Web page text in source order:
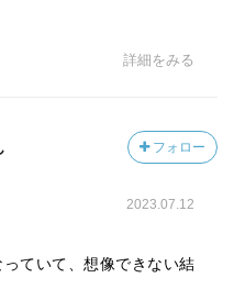
詳細をみる
フォロー
2023.07.12
ていて、想像できない結